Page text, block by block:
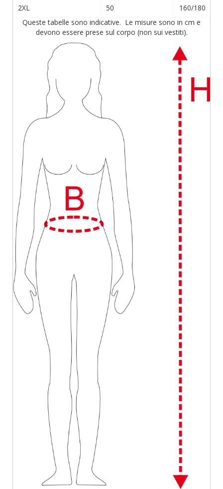
2XL 50
160/180
Queste tabelle sono indicative. Le misure sono in cm e
devono essere prese sul corpo (non sui vestiti).